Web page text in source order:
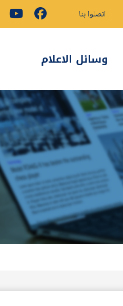
اتصلوا بنا
وسائل الاعلام